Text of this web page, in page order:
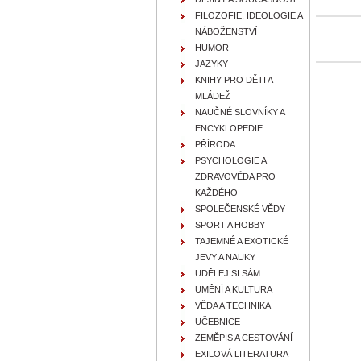
FILOZOFIE, IDEOLOGIE A
NÁBOŽENSTVÍ
HUMOR
JAZYKY
KNIHY PRO DĚTI A
MLÁDEŽ
NAUČNÉ SLOVNÍKY A
ENCYKLOPEDIE
PŘÍRODA
PSYCHOLOGIE A
ZDRAVOVĚDA PRO
KAŽDÉHO
SPOLEČENSKÉ VĚDY
SPORT A HOBBY
TAJEMNÉ A EXOTICKÉ
JEVY A NAUKY
UDĚLEJ SI SÁM
UMĚNÍ A KULTURA
VĚDA A TECHNIKA
UČEBNICE
ZEMĚPIS A CESTOVÁNÍ
EXILOVÁ LITERATURA